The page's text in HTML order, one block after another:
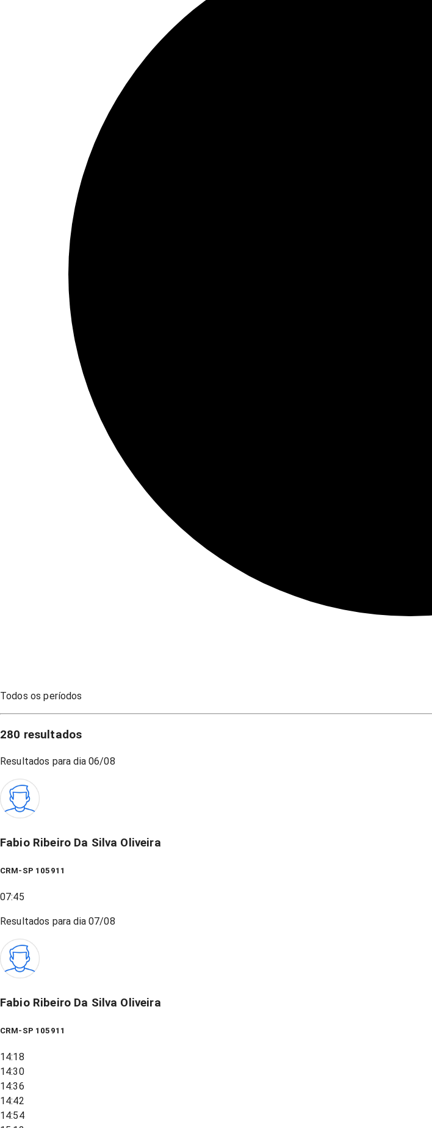
Todos os períodos
280 resultados
Resultados para dia 06/08
Fabio Ribeiro Da Silva Oliveira
CRM-SP 105911
07:45
Resultados para dia07/08
Fabio Ribeiro Da Silva Oliveira
CRM-SP 105911
14:18
14:30
14:36
14:42
14:54